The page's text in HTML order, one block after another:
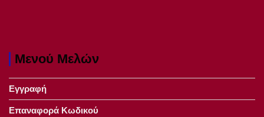
Μενού Μελών
Εγγραφή
Επαναφορά Κωδικού